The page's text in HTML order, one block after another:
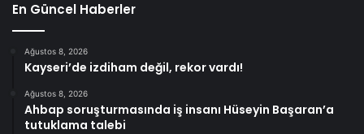
En Güncel Haberler
Ağustos 8, 2026
Kayseri’de izdiham değil, rekor vardı!
Ağustos 8, 2026
Ahbap soruşturmasında iş insanı Hüseyin Başaran’a
tutuklama talebi